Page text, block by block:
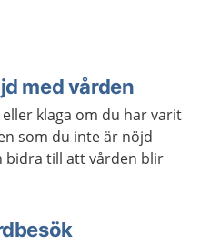
med vården
klaga om du har varit
som du inte är nöjd
bidra till att vården blir